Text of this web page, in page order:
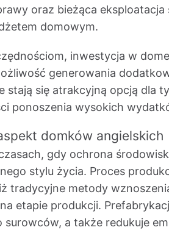
oraz bieżąca
domowym.
inwestycja w
generowania
stają się atrakcyjną opcją dla
ponoszenia wysokich
domków angielskich
gdy ochrona
stylu życia. Proces
tradycyjne metody
etapie produkcji.
a także redukuje